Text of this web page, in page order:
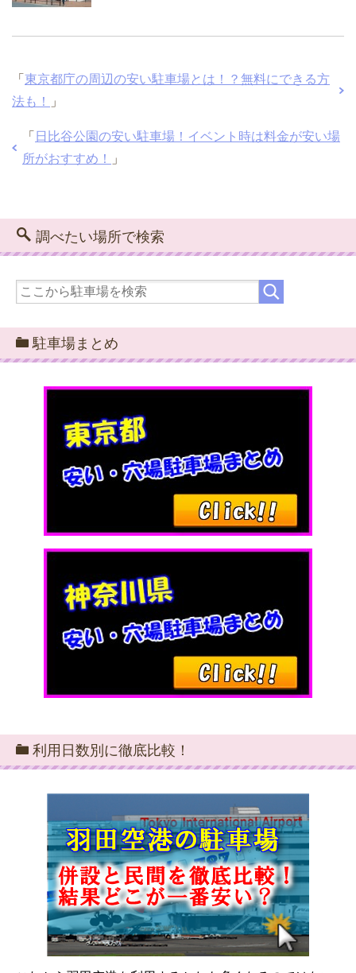
「 東京都庁の周辺の安い駐車場とは！？無料にできる方
法も！
」
「 日比谷公園の安い駐車場！イベント時は料金が安い場
所がおすすめ！
」
調べたい場所で検索
駐車場まとめ
利用日数別に徹底比較！